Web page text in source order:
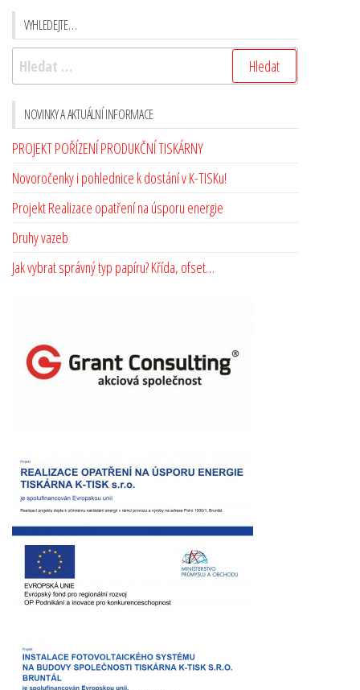
VYHLEDEJTE…
NOVINKY A AKTUÁLNÍ INFORMACE
PROJEKT POŘÍZENÍ PRODUKČNÍ TISKÁRNY
Novoročenky i pohlednice k dostání v K-TISKu!
Projekt Realizace opatření na úsporu energie
Druhy vazeb
Jak vybrat správný typ papíru? Křída, ofset…